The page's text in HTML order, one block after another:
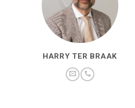
HARRY TER BRAAK